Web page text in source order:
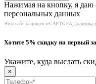
Нажимая на кнопку, я даю
персональных данных
Этот сайт защищен reCAPTCHAПолитика
Хотите 5% скидку на первый
Укажите, куда выслать
×